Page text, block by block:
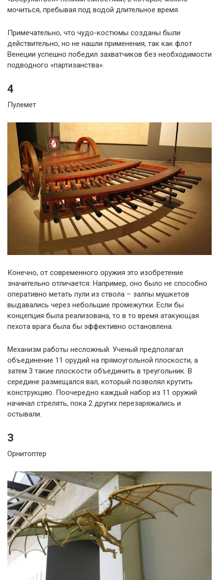
мочиться, пребывая под водой длительное время.
Примечательно, что чудо-костюмы созданы были
действительно, но не нашли применения, так как флот
Венеции успешно победил захватчиков без необходимости
подводного «партизанства».
4
Пулемет
Конечно, от современного оружия это изобретение
значительно отличается. Например, оно было не способно
оперативно метать пули из ствола – залпы мушкетов
выдавались через небольшие промежутки. Если бы
концепция была реализована, то в то время атакующая
пехота врага была бы эффективно остановлена.
Механизм работы несложный. Ученый предполагал
объединение 11 орудий на прямоугольной плоскости, а
затем 3 такие плоскости объединить в треугольник. В
середине размещался вал, который позволял крутить
конструкцию. Поочередно каждый набор из 11 оружий
начинал стрелять, пока 2 других перезаряжались и
остывали.
3
Орнитоптер